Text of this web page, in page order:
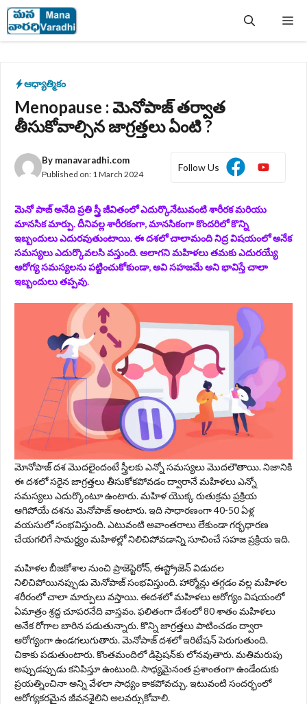
Skip
to
content
ఆధ్యాత్మికం
Menopause : మెనోపాజ్ తర్వాత
తీసుకోవాల్సిన జాగ్రత్తలు ఏంటి ?
By manavaradhi.com
Published on: 1 March 2024
Follow Us
మెనో పాజ్ అనేది ప్రతి స్త్రీ జీవితంలో ఎదుర్కొనేటువంటి శారీరక మరియు
మానసిక మార్పు. దీనివల్ల శారీరకంగా, మానసికంగా కొందరిలో కొన్ని
ఇబ్బందులు ఎదురవుతుంటాయి. ఈ దశలో చాలామంది నిద్ర విషయంలో అనేక
సమస్యలు ఎదుర్కొవలసి వస్తుంది. అలాగని మహిళలు తమకు ఎదురయ్యే
ఆరోగ్య సమస్యలను పట్టించుకోకుండా, అవి సహజమే అని భావిస్తే చాలా
ఇబ్బందులు తప్పవు.
మోనోపాజ్ దశ మొదలైందంటే స్త్రీలకు ఎన్నో సమస్యలు మొదలౌతాయి. నిజానికి
ఈ దశలో సరైన జాగ్రత్తలు తీసుకోకపోవడం ద్వారానే మహిళలు ఎన్నో
సమస్యలు ఎదుర్కొంటూ ఉంటారు. మహిళ యొక్క రుతుక్రమ ప్రక్రియ
ఆగిపోయే దశను మెనోపాజ్ అంటారు. ఇది సాధారణంగా 40-50 ఏళ్ల
వ‌య‌సులో సంభవిస్తుంది. ఎటువంటి అవాంతరాలు లేకుండా గర్భధారణ
చేయగలిగే సామర్ధ్యం మహిళల్లో నిలిచిపోవడాన్ని సూచించే సహజ ప్రక్రియ ఇది.
మ‌హిళ‌ల బీజకోశాల నుంచి ప్రాజెస్టెరోన్, ఈస్ట్రోజెన్ విడుదల
నిలిచిపోయినప్పుడు మెనోపాజ్‌ సంభవిస్తుంది. హార్మోన్లు తగ్గడం వల్ల మహిళల
శరీరంలో చాలా మార్పులు వస్తాయి. ఈదశలో మ‌హిళ‌లు ఆరోగ్యం విషయంలో
ఏమాత్రం శ్రద్ధ చూపరనేది వాస్తవం. ఫలితంగా దేశంలో 80 శాతం మహిళలు
అనేక రోగాల బారిన పడుతున్నారు. కొన్ని జాగ్రత్తలు పాటించడం ద్వారా
ఆరోగ్యంగా ఉండ‌గ‌లుగుతారు. మెనోపాజ్ ద‌శ‌లో ఇరిటేషన్‌ పెరుగుతుంది.
చికాకు పడుతుంటారు. కొంతమందిలో డిప్రెషన్‌కు లోనవుతారు. మతిమరుపు
అప్పుడప్పుడు కనిపిస్తూ ఉంటుంది. సాధ్యమైనంత ప్రశాంతంగా ఉండేందుకు
ప్రయత్నించినా అన్ని వేళలా సాధ్యం కాకపోవచ్చు. ఇటువంటి సందర్భంలో
ఆరోగ్యకరమైన జీవనశైలిని అలవర్చుకోవాలి.